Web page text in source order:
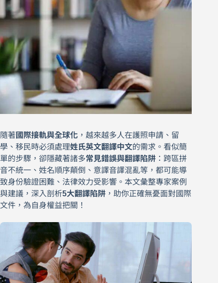
隨著 國際接軌與全球化 ，越來越多人在護照申請、留
學、移民時必須處理姓氏英文翻譯中文的需求。看似簡
單的步驟，卻隱藏著諸多常見錯誤與翻譯陷阱 ：跨區拼
音不統一、姓名順序顛倒、意譯音譯混亂等，都可能導
致身份驗證困難、法律效力受影響。本文彙整專家案例
與建議，深入剖析5大翻譯陷阱 ，助你正確無憂面對國際
文件，為自身權益把關！